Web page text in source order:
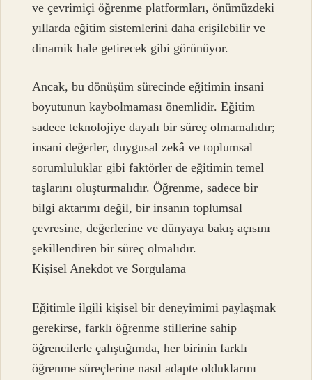
ve çevrimiçi öğrenme platformları, önümüzdeki
yıllarda eğitim sistemlerini daha erişilebilir ve
dinamik hale getirecek gibi görünüyor.
Ancak, bu dönüşüm sürecinde eğitimin insani
boyutunun kaybolmaması önemlidir. Eğitim
sadece teknolojiye dayalı bir süreç olmamalıdır;
insani değerler, duygusal zekâ ve toplumsal
sorumluluklar gibi faktörler de eğitimin temel
taşlarını oluşturmalıdır. Öğrenme, sadece bir
bilgi aktarımı değil, bir insanın toplumsal
çevresine, değerlerine ve dünyaya bakış açısını
şekillendiren bir süreç olmalıdır.
Kişisel Anekdot ve Sorgulama
Eğitimle ilgili kişisel bir deneyimimi paylaşmak
gerekirse, farklı öğrenme stillerine sahip
öğrencilerle çalıştığımda, her birinin farklı
öğrenme süreçlerine nasıl adapte olduklarını